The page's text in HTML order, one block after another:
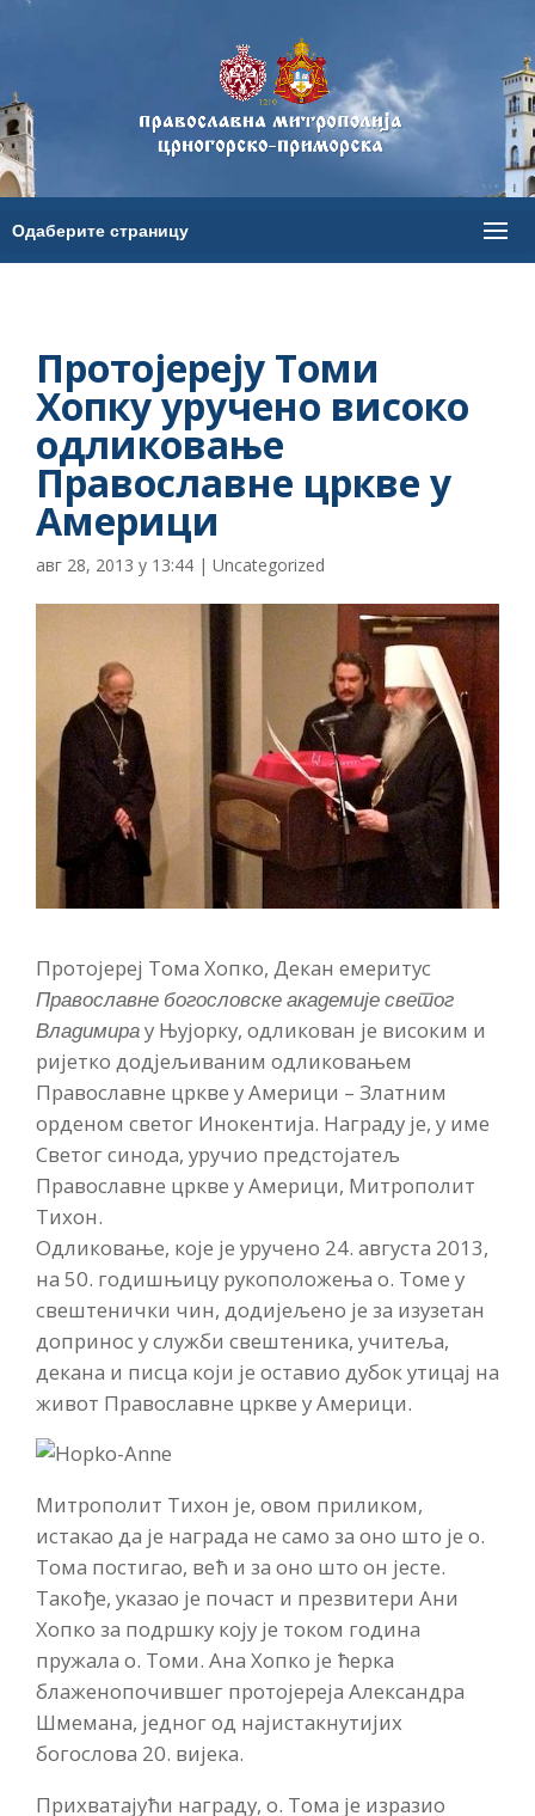
Протојереју Томи
Хопку уручено високо
одликовање
Православне цркве у
Америци
авг 28, 2013 у 13:44 | Uncategorized
Протојереј Тома Хопко, Декан емеритус
Православне богословске академије светог
Владимирау Њујорку, одликован је високим и
ријетко додјељиваним одликовањем
Православне цркве у Америци – Златним
орденом светог Инокентија. Награду је, у име
Светог синода, уручио предстојатељ
Православне цркве у Америци, Митрополит
Тихон.
Одликовање, које је уручено 24. августа 2013,
на 50. годишњицу рукоположења о. Томе у
свештенички чин, додијељено је за изузетан
допринос у служби свештеника, учитеља,
декана и писца који је оставио дубок утицај на
живот Православне цркве у Америци.
Митрополит Тихон је, овом приликом,
истакао да је награда не само за оно што је о.
Тома постигао, већ и за оно што он јесте.
Такође, указао је почаст и презвитери Ани
Хопко за подршку коју је током година
пружала о. Томи. Ана Хопко је ћерка
блаженопочившег протојереја Александра
Шмемана, једног од најистакнутијих
богослова 20. вијека.
Прихватајући награду, о. Тома је изразио